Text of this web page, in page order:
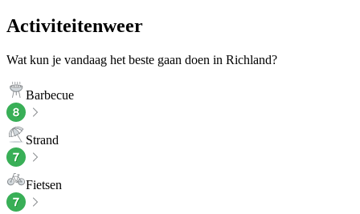
Activiteitenweer
Wat kun je vandaag het beste gaan doen in Richland?
Barbecue
Strand
Fietsen